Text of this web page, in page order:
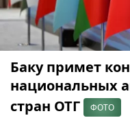
Баку примет
национальных
стран ОТГ
ФОТО